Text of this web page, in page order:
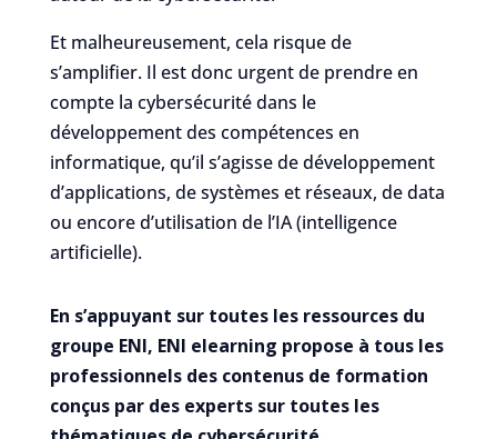
Et malheureusement, cela risque de
s’amplifier. Il est donc urgent de prendre en
compte la cybersécurité dans le
développement des compétences en
informatique, qu’il s’agisse de développement
d’applications, de systèmes et réseaux, de data
ou encore d’utilisation de l’IA (intelligence
artificielle).
En s’appuyant sur toutes les ressources du
groupe ENI, ENI elearning propose à tous les
professionnels des contenus de formation
conçus par des experts sur toutes les